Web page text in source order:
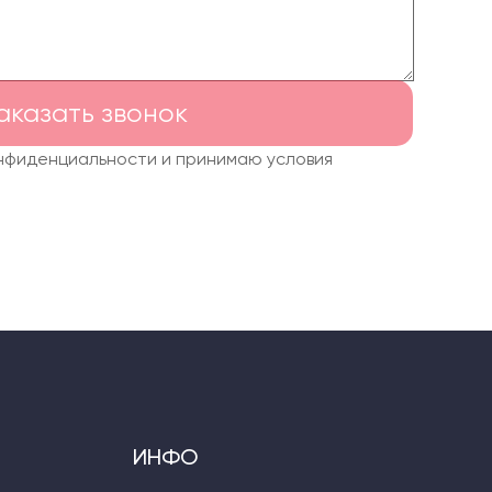
звонок
и принимаю условия
ИНФО